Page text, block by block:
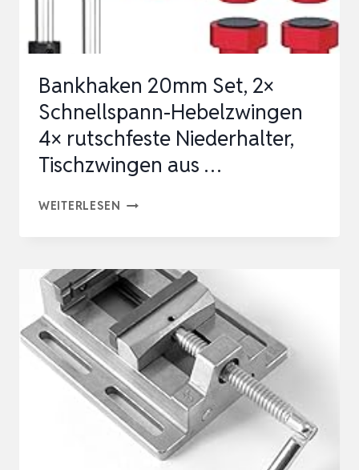
15
…
Bankhaken 20mm Set, 2×
Schnellspann-Hebelzwingen
4× rutschfeste Niederhalter,
Tischzwingen aus …
WEITERLESEN BANKHAKEN
2×
SCHNELLSPANN-
HEBELZWINGEN
4×
RUTSCHFESTE
NIEDERHALTER,
TISCHZWINGEN
AUS